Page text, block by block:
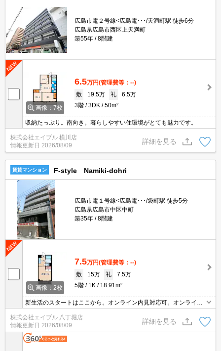
広島市電２号線<広島電･･･/天満町駅 徒歩6分
広島県広島市西区上天満町
築55年
8階建
画像：7枚
6.5万円(管理費等：--)
敷
19.5万 礼
6.5万
3階
3DK 50m²
収納たっぷり。南向き。暮らしやすい住環境がとても魅力です。
株式会社エイブル 横川店
情報更新日 2026/08/09
詳細を見る
賃貸マンション F-style Namiki-dohri
広島市電１号線<広島電･･･/袋町駅 徒歩5分
広島県広島市中区中町
築35年
8階建
画像：2枚
7.5万円(管理費等：--)
敷
15万 礼
7.5万
5階
1K 18.91m²
新生活のスタートはここから。オンライン内見対応可。オンライン
オススメ。久々に空きました。利便性重視の方にぜひお薦めです。
株式会社エイブル 八丁堀店
情報更新日 2026/08/09
詳細を見る